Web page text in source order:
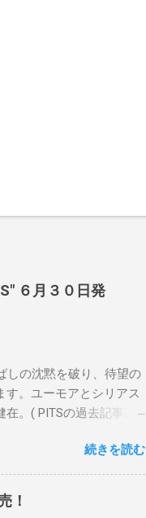
６月３０日発
しの沈黙を破り、待望の
す。ユーモアとシリアス
。( PITSの過去記事は
５ サイズ：800mm ×
続きを読む
！